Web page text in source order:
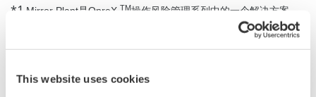
This website uses cookies
*1 Mirror Plant 是 OpreX TM操作风险管理系列中的一个解决方案，
包括无法使用传感器进行测量的位置)进行估
计，并预测工厂的运行状况。
*2该公司成立于1997 年4月，依靠三井化学公司的过程模拟技术和